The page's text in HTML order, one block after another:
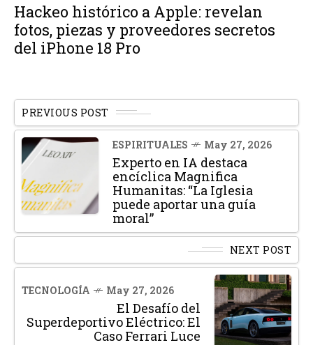
Hackeo histórico a Apple: revelan
fotos, piezas y proveedores secretos
del iPhone 18 Pro
PREVIOUS POST
ESPIRITUALES May 27, 2026
Experto en IA destaca
encíclica Magnifica
Humanitas: “La Iglesia
puede aportar una guía
moral”
NEXT POST
TECNOLOGÍA May 27, 2026
El Desafío del
Superdeportivo Eléctrico: El
Caso Ferrari Luce